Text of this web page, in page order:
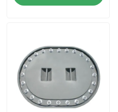
企業情報
会社案内